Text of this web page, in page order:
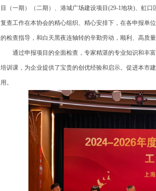
目（一期）（二期）、港城广场建设项目(29-1地块)、虹
复查工作在本协会的精心组织、精心安排下，在各申报单
的检查指导，和白天黑夜连轴转的辛勤劳动，顺利、高质
通过申报项目的全面检查，专家精湛的专业知识和丰富
培训课，为企业提供了宝贵的创优经验和启示。促进本市
用。